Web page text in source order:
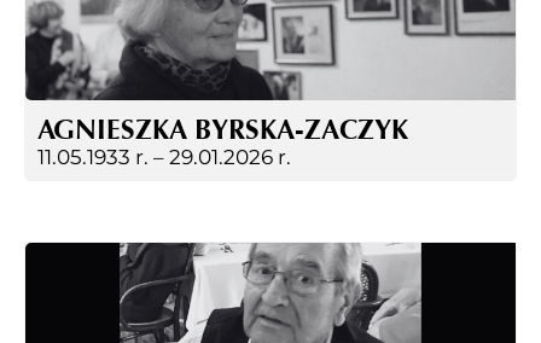
AGNIESZKA BYRSKA-ZACZYK
11.05.1933 r. – 29.01.2026 r.